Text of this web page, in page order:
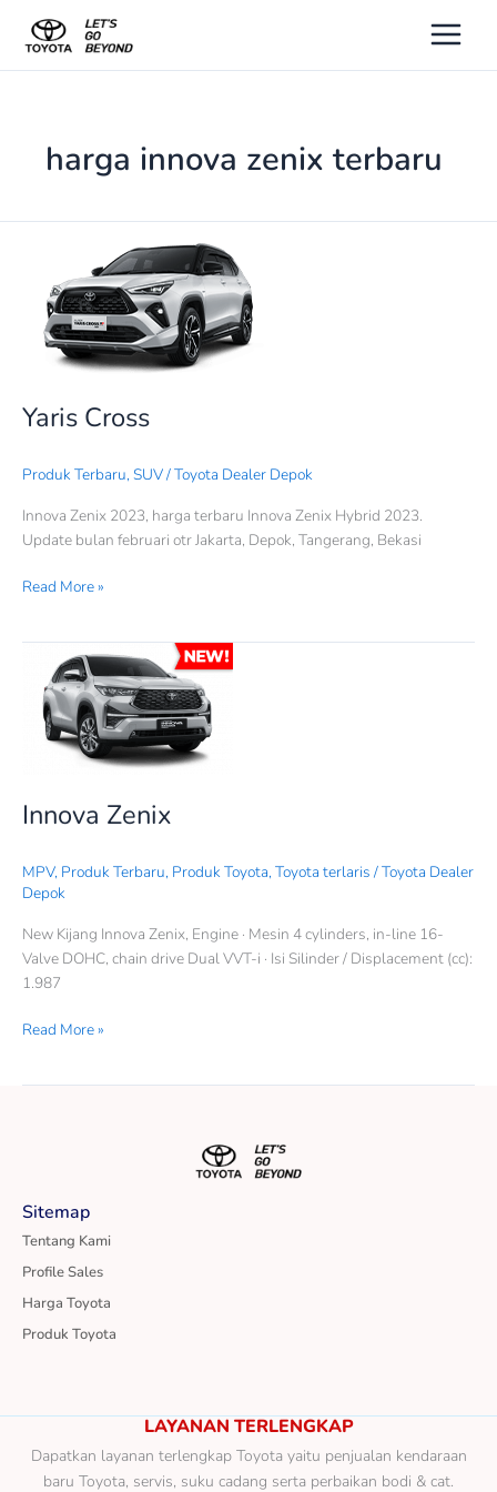
konten
harga innova zenix terbaru
Yaris Cross
Produk Terbaru, SUV/Toyota Dealer Depok
Innova Zenix 2023, harga terbaru Innova Zenix Hybrid 2023.
Update bulan februari otr Jakarta, Depok, Tangerang, Bekasi
Read More »
Innova Zenix
MPV, Produk Terbaru, Produk Toyota, Toyota terlaris /Toyota Dealer
Depok
New Kijang Innova Zenix, Engine · Mesin 4 cylinders, in-line 16-
Valve DOHC, chain drive Dual VVT-i · Isi Silinder / Displacement (cc):
1.987
Zenix
Read More »
Sitemap
Tentang Kami
Profile Sales
Harga Toyota
Produk Toyota
LAYANAN TERLENGKAP
Dapatkan layanan terlengkap Toyota yaitu penjualan kendaraan
baru Toyota, servis, suku cadang serta perbaikan bodi & cat.